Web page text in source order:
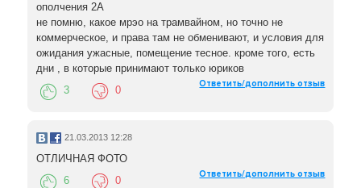
ополчения 2А
не помню, какое мрэо на трамвайном, но точно не
коммерческое, и права там не обменивают, и условия для
ожидания ужасные, помещение тесное. кроме того, есть
дни , в которые принимают только юриков
Ответить/дополнить отзыв
3 0
21.03.2013 12:28
ОТЛИЧНАЯ ФОТО
Ответить/дополнить отзыв
6 0